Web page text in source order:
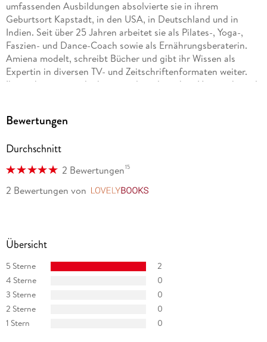
umfassenden Ausbildungen absolvierte sie in ihrem
Geburtsort Kapstadt, in den USA, in Deutschland und in
Indien. Seit über 25 Jahren arbeitet sie als Pilates-, Yoga-,
Faszien- und Dance-Coach sowie als Ernährungsberaterin.
Amiena modelt, schreibt Bücher und gibt ihr Wissen als
Expertin in diversen TV- und Zeitschriftenformaten weiter.
Ihren charmanten, lockeren und spielerischen Unterrichtsstil
spezialisiert ist, oder auch anhand aktueller Videos auf ihrem
anerkannten Yogalehrer-Ausbildung bietet Amiena auch für
das von ihr entwickelte Dynamische Faszien-Yoga eine
Faszien-Yogalehrer-Ausbildung im In- und Ausland an.
Amiena ist ein absoluter Stadtmensch, sie liebt das urbane
Bewertungen
Durchschnitt
2 Bewertungen15
2 Bewertungen von
Übersicht
5 Sterne
2
4 Sterne
0
3 Sterne
0
2 Sterne
0
1 Stern
0